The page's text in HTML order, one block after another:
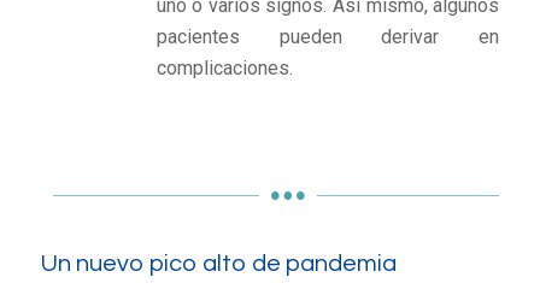
uno o varios signos. Así mismo, algunos
pacientes pueden derivar en
complicaciones.
Un nuevo pico alto de pandemia